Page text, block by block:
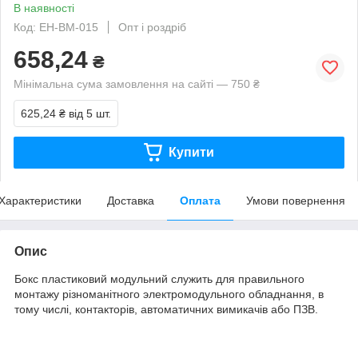
В наявності
Код: EH-BM-015
Опт і роздріб
658,24 ₴
Мінімальна сума замовлення на сайті — 750 ₴
625,24 ₴ від 5 шт.
Купити
Доставка Оплата Умови повернення
Опис
Бокс пластиковий модульний служить для правильного
монтажу різноманітного электромодульного обладнання, в
тому числі, контакторів, автоматичних вимикачів або ПЗВ.